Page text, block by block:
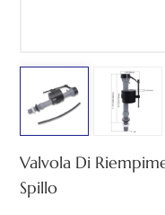
Valvola Di
Spillo